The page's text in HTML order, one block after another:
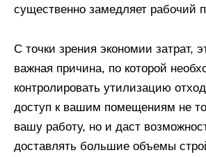
существенно замедляет рабочий
С точки зрения экономии затрат,
важная причина, по которой
контролировать утилизацию
доступ к вашим помещениям не
вашу работу, но и даст
доставлять большие объемы